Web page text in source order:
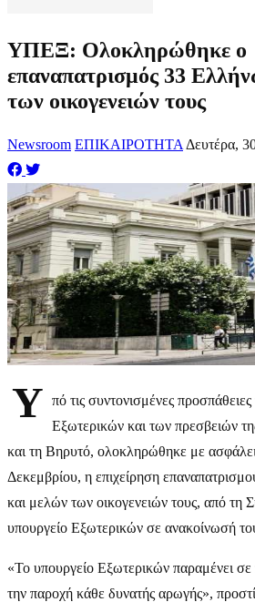
ΥΠΕΞ: Ολοκληρώθηκε ο
επαναπατρισμός 33
των οικογενειών τους
Newsroom ΕΠΙΚΑΙΡΟΤΗΤΑ Δευτέρα,
Υ
πό τις συντονισμένες
Εξωτερικών και των πρεσβειών
και τη Βηρυτό, ολοκληρώθηκε με
Δεκεμβρίου, η επιχείρηση
και μελών των οικογενειών τους, από τη
υπουργείο Εξωτερικών σε ανακοίνωσή
«Το υπουργείο Εξωτερικών παραμένει σε
την παροχή κάθε δυνατής αρωγής»,